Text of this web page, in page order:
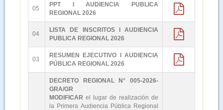
05
PPT I AUDIENCIA PUBLICA
REGIONAL 2026
04
LISTA DE INSCRITOS I AUDIENCIA
PUBLICA REGIONAL 2026
03
RESUMEN EJECUTIVO I AUDIENCIA
PÚBLICA REGIONAL 2026
DECRETO REGIONAL N° 005-2026-
GRA/GR
MODIFICAR el lugar de realización de
la Primera Audiencia Pública Regional